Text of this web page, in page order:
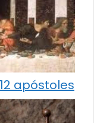
apóstoles